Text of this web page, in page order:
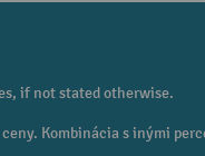
if not stated otherwise.
ceny. Kombinácia s inými